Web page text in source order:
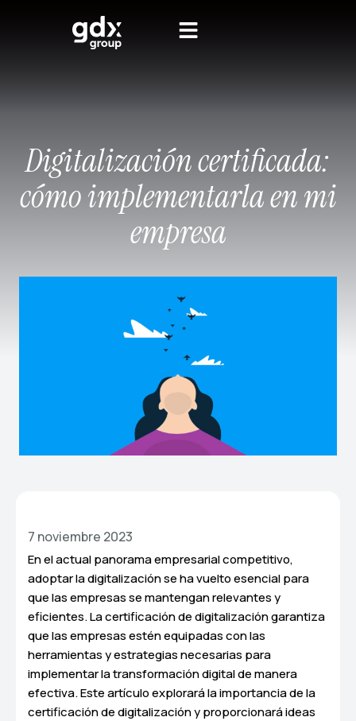
Digitalización certificada:
cómo implementarla en mi
empresa
7 noviembre 2023
En el actual panorama empresarial competitivo,
adoptar la digitalización se ha vuelto esencial para
que las empresas se mantengan relevantes y
eficientes. La certificación de digitalización garantiza
que las empresas estén equipadas con las
herramientas y estrategias necesarias para
implementar la transformación digital de manera
efectiva. Este artículo explorará la importancia de la
certificación de digitalización y proporcionará ideas